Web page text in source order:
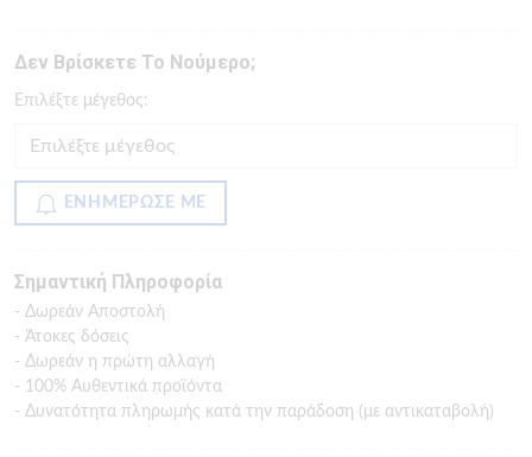
Δεν Βρίσκετε Το Νούμερο;
Eπιλέξτε μέγεθος:
ΕΝΗΜΕΡΩΣΕ ΜΕ
Σημαντική Πληροφορία
- Δωρεάν Αποστολή
- Άτοκες δόσεις
- Δωρεάν η πρώτη αλλαγή
- 100% Αυθεντικά προϊόντα
- Δυνατότητα πληρωμής κατά την παράδοση (με αντικαταβολή)